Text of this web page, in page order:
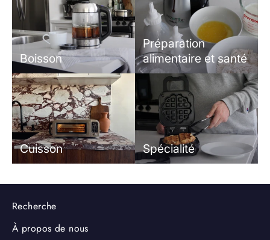
Boisson
Préparation
alimentaire et santé
Cuisson Spécialité
Recherche
À propos de nous